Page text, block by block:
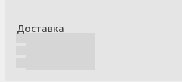
Доставка